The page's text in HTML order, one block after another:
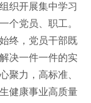
织开展集中学习
个党员、职工。
终，党员干部既
决一件一件的实
聚力，高标准、
健康事业高质量